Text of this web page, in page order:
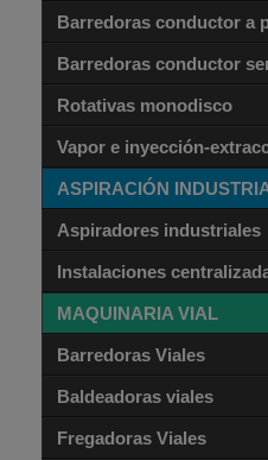
Barredoras conductor a
Barredoras conductor
Rotativas monodisco
Vapor e inyección-
ASPIRACIÓN
Aspiradores industriales
Instalaciones
MAQUINARIA VIAL
Barredoras Viales
Baldeadoras viales
Fregadoras Viales